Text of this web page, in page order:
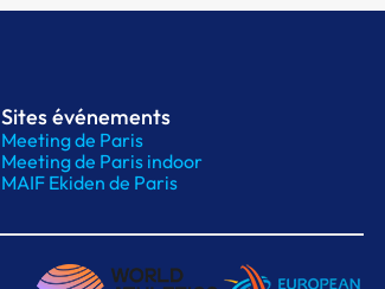
Sites événements
Meeting de Paris
Meeting de Paris indoor
MAIF Ekiden de Paris